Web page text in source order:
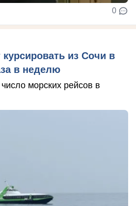
0
курсировать из Сочи в
в неделю
морских рейсов в